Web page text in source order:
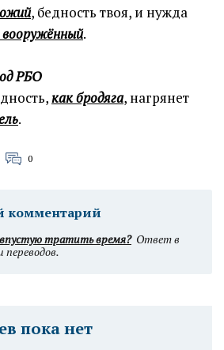
, бедность твоя, и нужда
вооружённый.
РБО
как бродяга, нагрянет
.
0
комментарий
тратить время?Ответ в
переводов.
пока нет